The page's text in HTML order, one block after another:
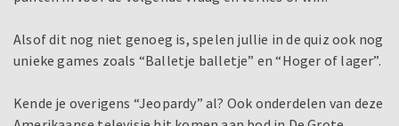
Alsof dit nog niet genoeg is, spelen jullie in de quiz ook nog
unieke games zoals “Balletje balletje” en “Hoger of lager”.
Kende je overigens “Jeopardy” al? Ook onderdelen van deze